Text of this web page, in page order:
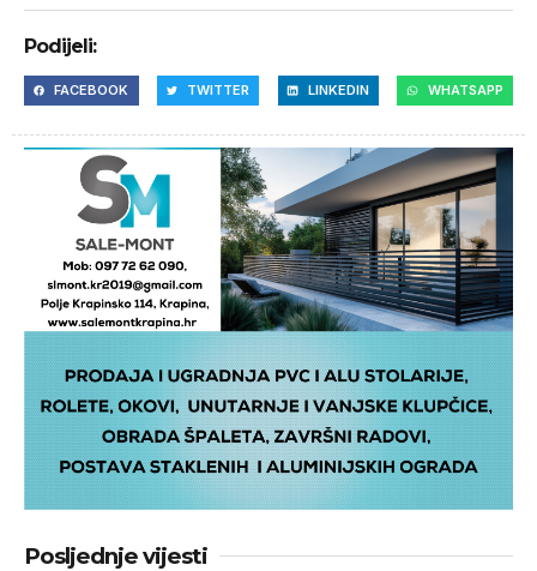
Podijeli:
FACEBOOK TWITTER LINKEDIN WHATSAPP
Posljednje vijesti